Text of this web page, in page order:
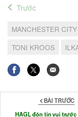
Trước
MANCHESTER CITY
TONI KROOS
BÀI TRƯỚC
HAGL đón tin vui trước